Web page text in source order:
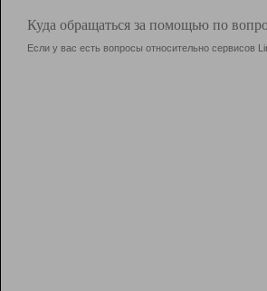
Куда обращаться за помощью по
Если у вас есть вопросы относительно